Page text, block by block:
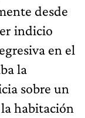
desde
indicio
en el
la
sobre un
habitación